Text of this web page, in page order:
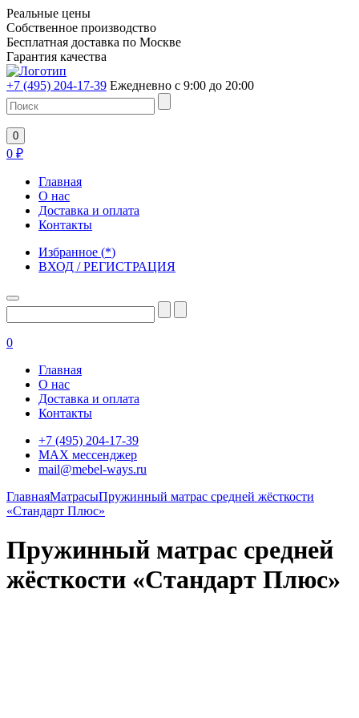
Реальные цены
Собственное производство
Бесплатная доставка по Москве
Гарантия качества
+7 (495) 204-17-39 Ежедневно с 9:00 до 20:00
0
0 ₽
Главная
О нас
Доставка и оплата
Контакты
Избранное (*)
ВХОД / РЕГИСТРАЦИЯ
0
Главная
О нас
Доставка и оплата
Контакты
+7 (495) 204-17-39
MAX мессенджер
mail@mebel-ways.ru
ГлавнаяМатрасыПружинный матрас средней жёсткости
«Стандарт Плюс»
Пружинный матрас средней
жёсткости «Стандарт Плюс»